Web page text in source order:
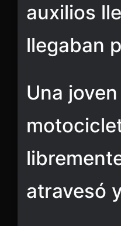
auxilios
llegaban
Una
atravesó